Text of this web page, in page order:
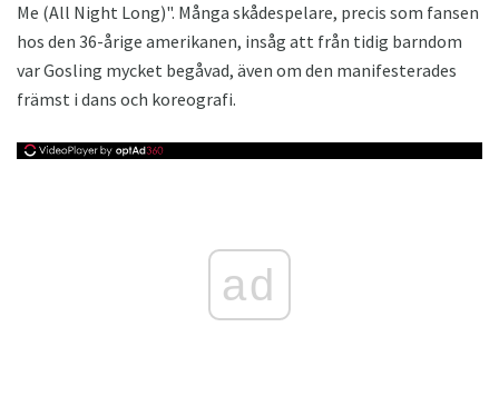
Me (All Night Long)". Många skådespelare, precis som fansen
hos den 36-årige amerikanen, insåg att från tidig barndom
var Gosling mycket begåvad, även om den manifesterades
främst i dans och koreografi.
ad